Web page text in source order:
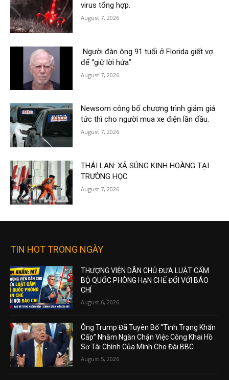
virus tổng hợp.
August 7, 2026
Người đàn ông 91 tuổi ở Florida giết vợ
để “giữ lời hứa”
August 7, 2026
Newsom công bố chương trình giảm giá
tức thì cho người mua xe điện lần đầu.
August 7, 2026
THÁI LAN: XẢ SÚNG KINH HOÀNG TẠI
TRƯỜNG HỌC
August 7, 2026
TIN HOT TRONG NGÀY
THƯỢNG VIỆN DÂN CHỦ ĐƯA LUẬT CẤM
BỘ QUỐC PHÒNG HẠN CHẾ ĐỐI VỚI BÁO
CHÍ
August 6, 2026
Ông Trump Đã Tuyên Bố “Tình Trạng Khẩn
Cấp” Nhằm Ngăn Chặn Việc Công Khai Hồ
Sơ Tài Chính Của Mình Cho Đài BBC
August 5, 2026